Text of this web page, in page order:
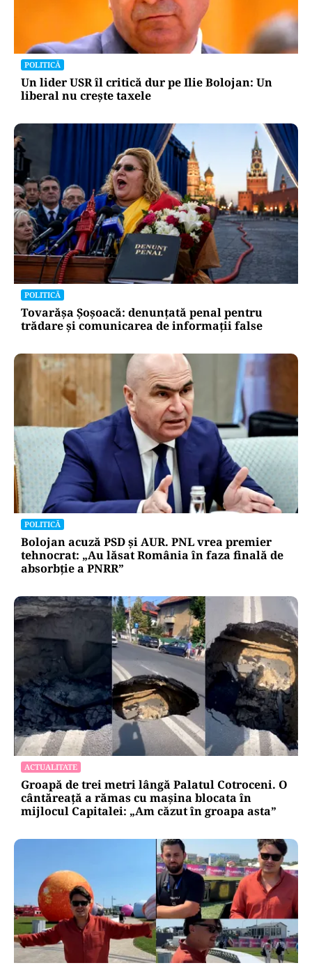
POLITICĂ
Un lider USR îl critică dur pe Ilie Bolojan: Un
liberal nu crește taxele
POLITICĂ
Tovarășa Șoșoacă: denunțată penal pentru
trădare și comunicarea de informații false
POLITICĂ
Bolojan acuză PSD și AUR. PNL vrea premier
tehnocrat: „Au lăsat România în faza finală de
absorbţie a PNRR”
ACTUALITATE
Groapă de trei metri lângă Palatul Cotroceni. O
cântăreață a rămas cu mașina blocata în
mijlocul Capitalei: „Am căzut în groapa asta”